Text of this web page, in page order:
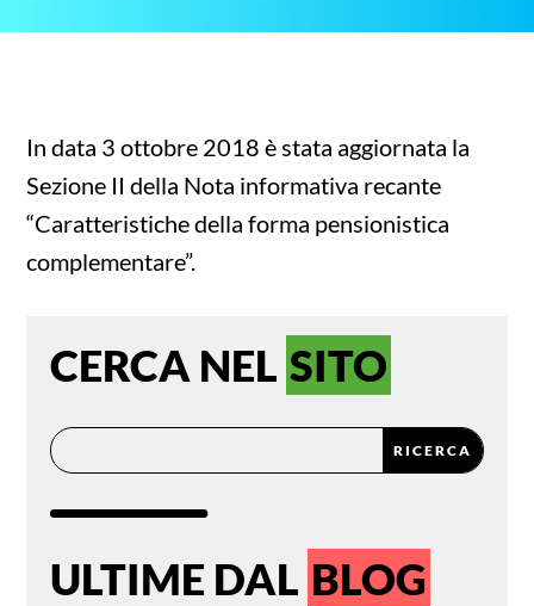
In data 3 ottobre 2018 è stata aggiornata la
Sezione II della Nota informativa recante
“Caratteristiche della forma pensionistica
complementare”.
CERCA NEL SITO
ULTIME DAL BLOG